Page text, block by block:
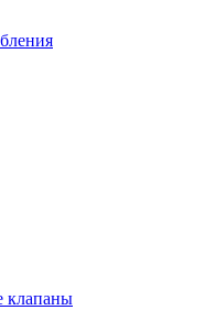
клапаны